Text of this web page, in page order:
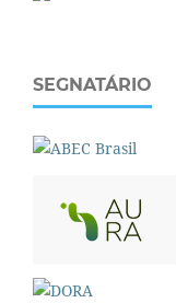
SEGNATÁRIO